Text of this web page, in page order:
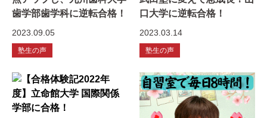
歯学部歯学科に逆転合格！
2023.09.05
塾生の声
口大学に逆転合格！
2023.03.14
塾生の声